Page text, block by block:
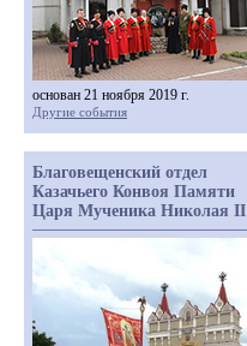
основан 21 ноября 2019 г.
Другие события
Благовещенский отдел
Казачьего Конвоя Памяти
Царя Мученика Николая II